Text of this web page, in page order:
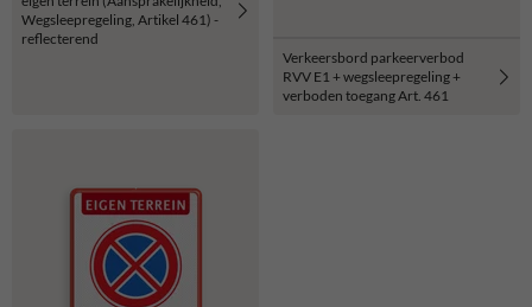
Wegsleepregeling, Artikel 461) -
reflecterend
Verkeersbord parkeerverbod
RVV E1 + wegsleepregeling +
verboden toegang Art. 461